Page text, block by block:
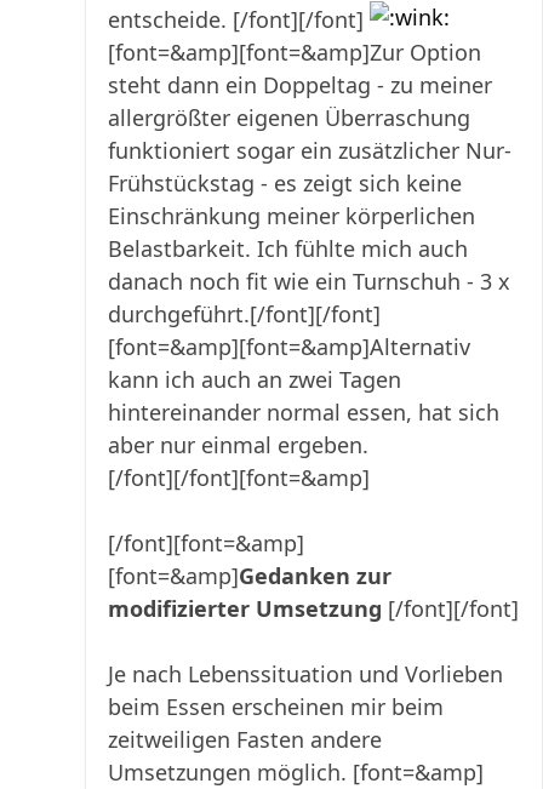
entscheide. [/font][/font]
[font=&amp][font=&amp]Zur Option
steht dann ein Doppeltag - zu meiner
allergrößter eigenen Überraschung
funktioniert sogar ein zusätzlicher Nur-
Frühstückstag - es zeigt sich keine
Einschränkung meiner körperlichen
Belastbarkeit. Ich fühlte mich auch
danach noch fit wie ein Turnschuh - 3 x
durchgeführt.[/font][/font]
[font=&amp][font=&amp]Alternativ
kann ich auch an zwei Tagen
hintereinander normal essen, hat sich
aber nur einmal ergeben.
[/font][/font][font=&amp]
[/font][font=&amp]
[font=&amp]Gedanken zur
modifizierter Umsetzung [/font][/font]
Je nach Lebenssituation und Vorlieben
beim Essen erscheinen mir beim
zeitweiligen Fasten andere
Umsetzungen möglich. [font=&amp]